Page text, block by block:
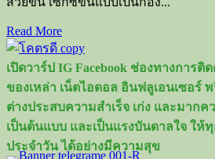
Read MoreRead
more
about
เปิด
วาร์
ป
เม
เปิ้ล
เปิดวาร์ป IG Facebook ช่องทางการติ
ของเหล่า เน็ตไอดอล อินฟลูเอนเซอร์
ต่างประสบความสำเร็จ เก่ง และมากค
เป็นต้นแบบ และเป็นแรงบันดาลใจ ให้
ประจำวัน ได้อย่างมีความสุข